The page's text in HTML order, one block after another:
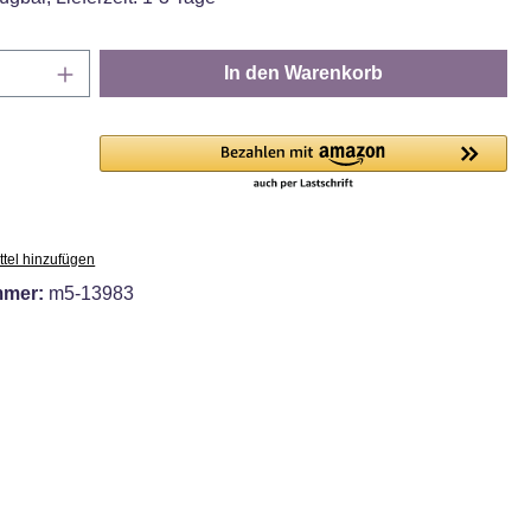
Anzahl: Gib den gewünschten Wert ein
In den Warenkorb
hinzufügen
m5-13983